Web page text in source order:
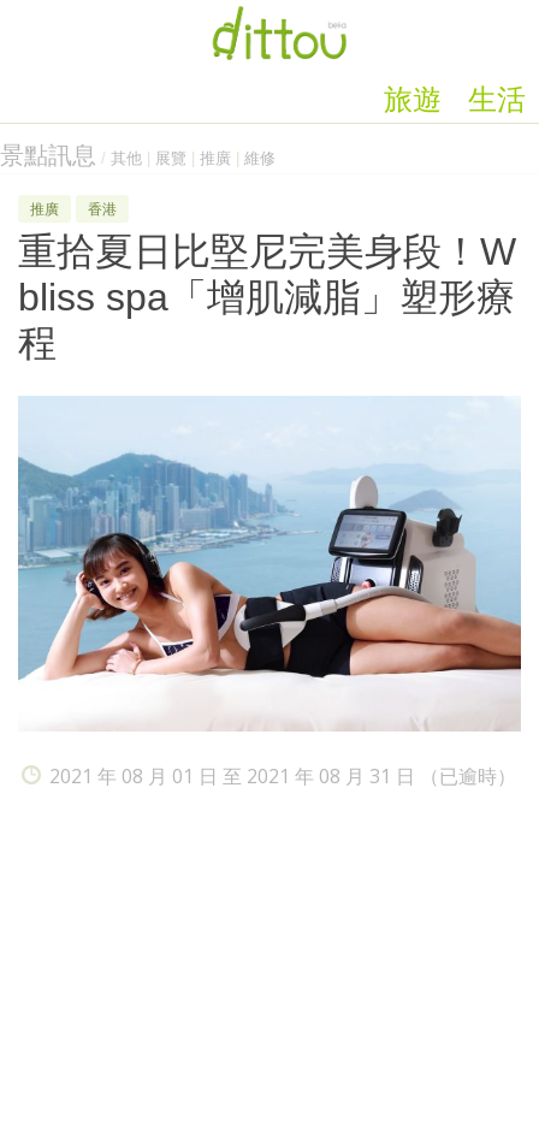
生活
旅遊
景點訊息 / 其他 展覽 推廣 維修
推廣 香港
重拾夏日比堅尼完美身段！W
bliss spa「增肌減脂」塑形療
程
2021 年 08 月 01 日 至 2021 年 08 月 31 日 （已逾時）